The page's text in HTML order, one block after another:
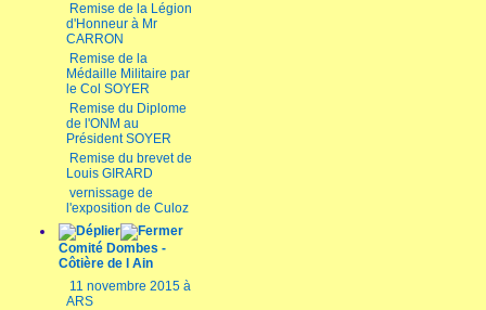
Remise de la Légion
d'Honneur à Mr
CARRON
Remise de la
Médaille Militaire par
le Col SOYER
Remise du Diplome
de l'ONM au
Président SOYER
Remise du brevet de
Louis GIRARD
vernissage de
l'exposition de Culoz
Comité Dombes -
Côtière de l Ain
11 novembre 2015 à
ARS